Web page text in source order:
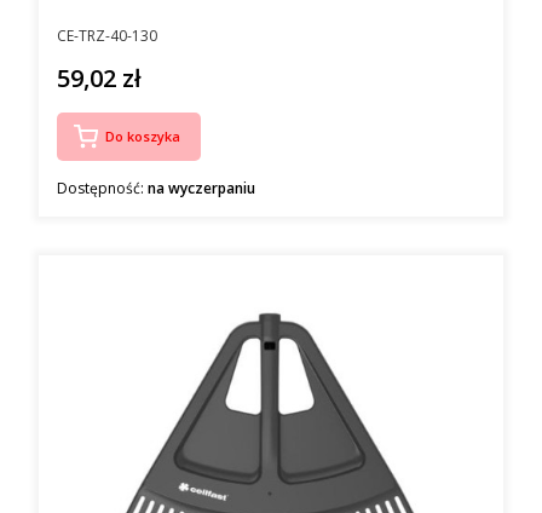
Kod producenta
CE-TRZ-40-130
Cena
59,02 zł
Do koszyka
Dostępność: na wyczerpaniu